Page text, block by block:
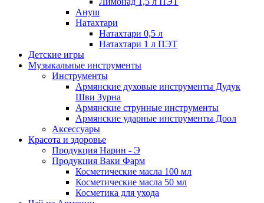
Ануш
Натахтари
Натахтари 0,5 л
Натахтари 1 л ПЭТ
Детские игры
Музыкальные инструменты
Инструменты
Армянские духовые инструменты Дудук
Шви Зурна
Армянские струнные инструменты
Армянские ударные инструменты Доол
Аксессуары
Красота и здоровье
Продукция Нарин - Э
Продукция Ваки Фарм
Косметические масла 100 мл
Косметические масла 50 мл
Косметика для ухода